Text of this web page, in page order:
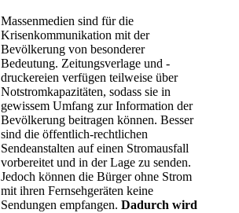
Massenmedien sind für die
Krisenkommunikation mit der
Bevölkerung von besonderer
Bedeutung. Zeitungsverlage und -
druckereien verfügen teilweise über
Notstromkapazitäten, sodass sie in
gewissem Umfang zur Information der
Bevölkerung beitragen können. Besser
sind die öffentlich-rechtlichen
Sendeanstalten auf einen Stromausfall
vorbereitet und in der Lage zu senden.
Jedoch können die Bürger ohne Strom
mit ihren Fernsehgeräten keine
Sendungen empfangen. Dadurch wird